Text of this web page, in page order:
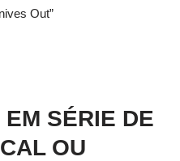
Out”
SÉRIE DE
OU